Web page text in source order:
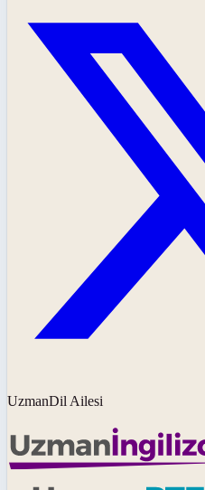
UzmanDil Ailesi